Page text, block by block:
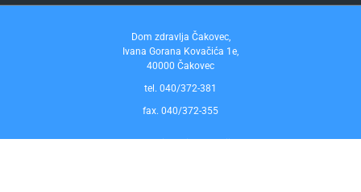
Dom zdravlja Čakovec,
Ivana Gorana Kovačića 1e,
40000 Čakovec
tel. 040/372-381
fax. 040/372-355
Pravo na pristup informacijama